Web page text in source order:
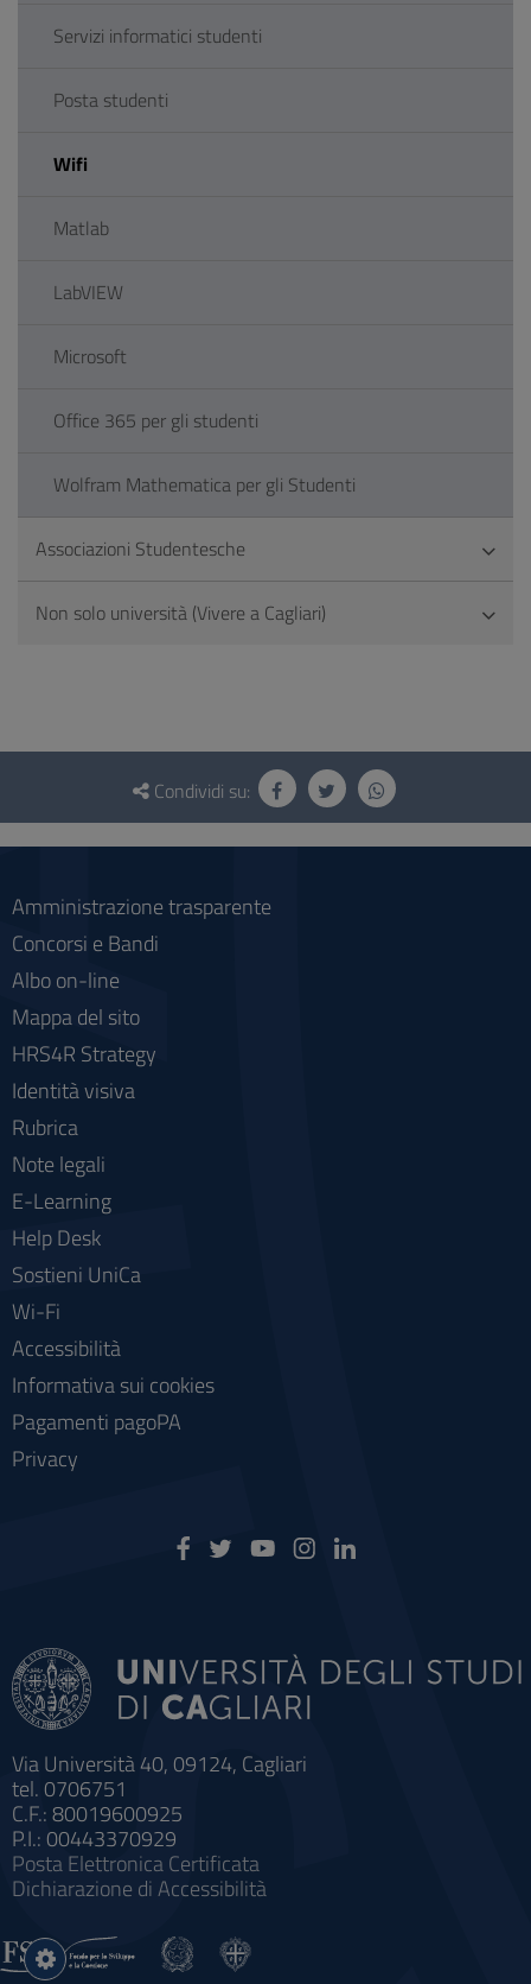
Servizi informatici studenti
Posta studenti
Wifi
Matlab
LabVIEW
Microsoft
Office 365 per gli studenti
Wolfram Mathematica per gli Studenti
Associazioni Studentesche
Non solo università (Vivere a Cagliari)
Questionario
social
Condividi su:
Via Università 40, 09124, Cagliari
tel. 0706751
C.F.: 80019600925
P.I.: 00443370929
Posta Elettronica Certificata
Dichiarazione di Accessibilità
Amministrazione trasparente
Concorsi e Bandi
Albo on-line
Mappa del sito
HRS4R Strategy
Identità visiva
Rubrica
Note legali
E-Learning
Help Desk
Sostieni UniCa
Wi-Fi
Accessibilità
Informativa sui cookies
Pagamenti pagoPA
Privacy
Impostazioni
cookie